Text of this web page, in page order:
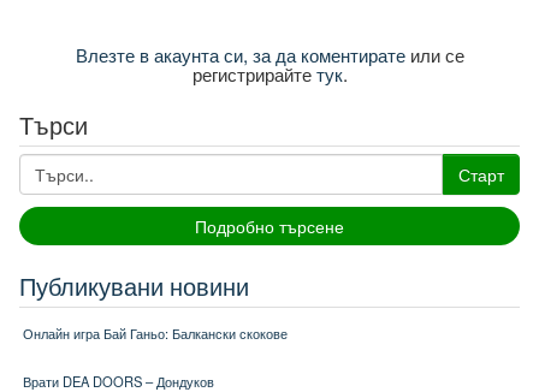
Влезте в акаунта си, за да коментиратеили се
регистрирайтетук.
Търси
Старт
Подробно търсене
Публикувани новини
Онлайн игра Бай Ганьо: Балкански скокове
Врати DEA DOORS – Дондуков